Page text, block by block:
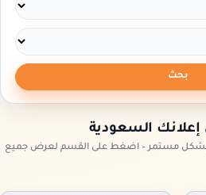
بحث
السعودية
بشكل مستمر – اضغط على القسم لعرض جميع